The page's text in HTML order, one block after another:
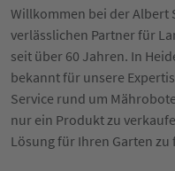
Willkommen bei der Albert
verlässlichen Partner für
seit über 60 Jahren. In
bekannt für unsere
Service rund um
nur ein Produkt zu
Lösung für Ihren Garten zu